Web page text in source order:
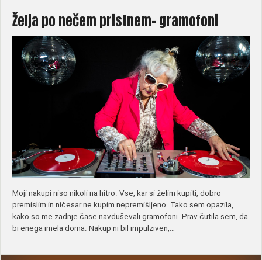
Želja po nečem pristnem- gramofoni
Moji nakupi niso nikoli na hitro. Vse, kar si želim kupiti, dobro
premislim in ničesar ne kupim nepremišljeno. Tako sem opazila,
kako so me zadnje čase navduševali gramofoni. Prav čutila sem, da
bi enega imela doma. Nakup ni bil impulziven,…